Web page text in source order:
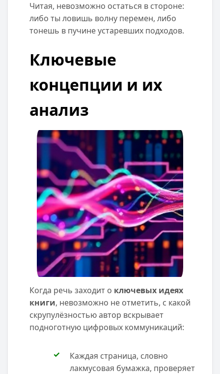
Читая, невозможно остаться в стороне:
либо ты ловишь волну перемен, либо
тонешь в пучине устаревших подходов.
Ключевые
концепции и их
анализ
Когда речь заходит о ключевых идеях
книги, невозможно не отметить, с какой
скрупулёзностью автор вскрывает
подноготную цифровых коммуникаций:
Каждая страница, словно
лакмусовая бумажка, проверяет